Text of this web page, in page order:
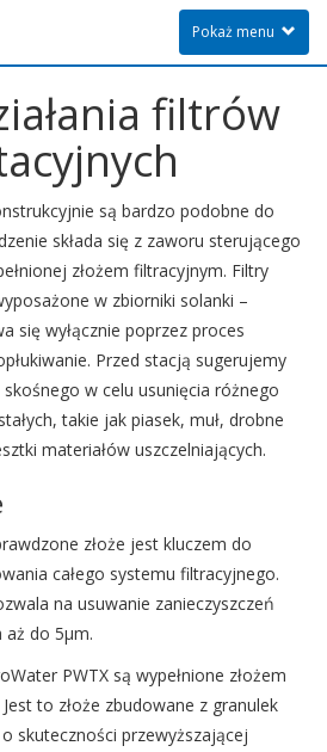
Pokaż menu
filtrów
są bardzo podobne do
składa się z zaworu sterującego
złożem filtracyjnym. Filtry
w zbiorniki solanki –
się wyłącznie poprzez proces
Przed stacją sugerujemy
w celu usunięcia różnego
takie jak piasek, muł, drobne
materiałów uszczelniających.
złoże jest kluczem do
całego systemu filtracyjnego.
na usuwanie zanieczyszczeń
aż do 5µm.
PWTX są wypełnione złożem
to złoże zbudowane z granulek
skuteczności przewyższającej